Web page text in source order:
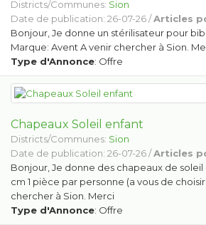
Districts/Communes: Sion
Date de publication: 26-07-26 /Articles
Bonjour, Je donne un stérilisateur pour
Marque: Avent A venir chercher à Sion.
Type d'Annonce: Offre
Chapeaux Soleil enfant
Districts/Communes: Sion
Date de publication: 26-07-26 /Articles
Bonjour, Je donne des chapeaux de soleil
cm 1 pièce par personne (a vous de
chercher à Sion. Merci
Type d'Annonce: Offre